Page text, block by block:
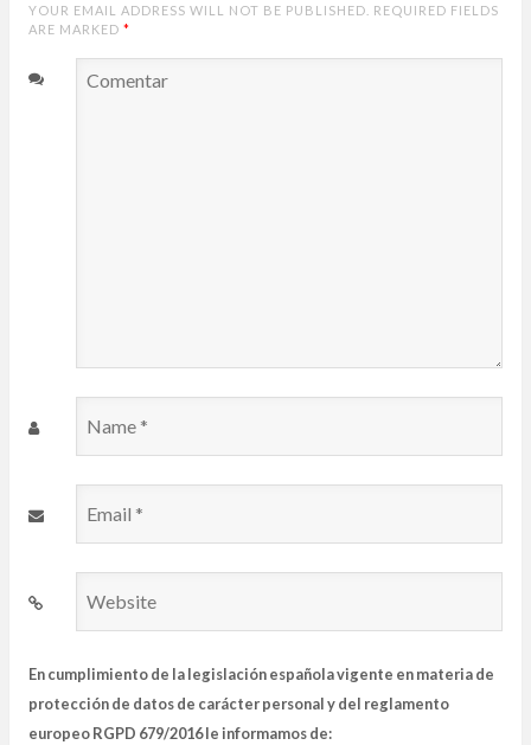
YOUR EMAIL ADDRESS WILL NOT BE PUBLISHED. REQUIRED FIELDS
ARE MARKED *
Comentar
Name
Email
Website
En cumplimiento de la legislación española vigente en materia de
protección de datos de carácter personal y del reglamento
europeo RGPD 679/2016 le informamos de: